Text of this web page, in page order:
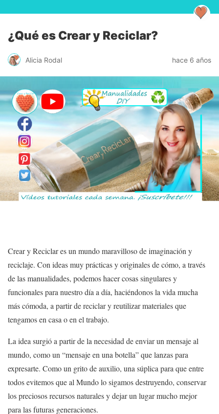
¿Qué es Crear y Reciclar?
Alicia Rodal hace 6 años
Crear y Reciclar es un mundo maravilloso de imaginación y
reciclaje. Con ideas muy prácticas y originales de cómo, a través
de las manualidades, podemos hacer cosas singulares y
funcionales para nuestro día a día, haciéndonos la vida mucha
más cómoda, a partir de reciclar y reutilizar materiales que
tengamos en casa o en el trabajo.
La idea surgió a partir de la necesidad de enviar un mensaje al
mundo, como un “mensaje en una botella” que lanzas para
expresarte. Como un grito de auxilio, una súplica para que entre
todos evitemos que al Mundo lo sigamos destruyendo, conservar
los preciosos recursos naturales y dejar un lugar mucho mejor
para las futuras generaciones.